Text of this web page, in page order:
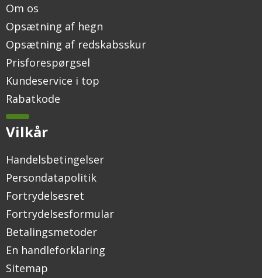
Om os
Opsætning af hegn
Opsætning af redskabsskur
Prisforespørgsel
Kundeservice i top
Rabatkode
Vilkår
Handelsbetingelser
Persondatapolitik
Fortrydelsesret
Fortrydelsesformular
Betalingsmetoder
En handleforklaring
Sitemap